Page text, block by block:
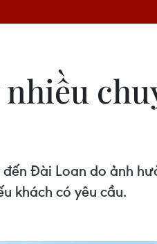
Đài Loan do ảnh
khách có yêu cầu.